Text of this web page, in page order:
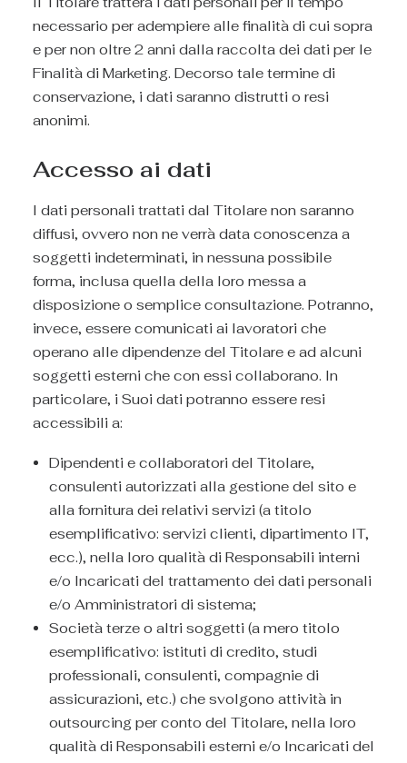
necessario per adempiere alle finalità di cui sopra
e per non oltre 2 anni dalla raccolta dei dati per le
Finalità di Marketing. Decorso tale termine di
conservazione, i dati saranno distrutti o resi
anonimi.
Accesso ai dati
I dati personali trattati dal Titolare non saranno
diffusi, ovvero non ne verrà data conoscenza a
soggetti indeterminati, in nessuna possibile
forma, inclusa quella della loro messa a
disposizione o semplice consultazione. Potranno,
invece, essere comunicati ai lavoratori che
operano alle dipendenze del Titolare e ad alcuni
soggetti esterni che con essi collaborano. In
particolare, i Suoi dati potranno essere resi
accessibili a:
Dipendenti e collaboratori del Titolare,
consulenti autorizzati alla gestione del sito e
alla fornitura dei relativi servizi (a titolo
esemplificativo: servizi clienti, dipartimento IT,
ecc.), nella loro qualità di Responsabili interni
e/o Incaricati del trattamento dei dati personali
e/o Amministratori di sistema;
Società terze o altri soggetti (a mero titolo
esemplificativo: istituti di credito, studi
professionali, consulenti, compagnie di
assicurazioni, etc.) che svolgono attività in
outsourcing per conto del Titolare, nella loro
qualità di Responsabili esterni e/o Incaricati del